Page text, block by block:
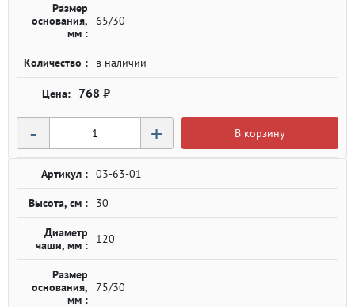
Размер
основания,
мм :
65/30
Количество : в наличии
768 ₽
- + В корзину
Артикул : 03-63-01
Высота, см : 30
Диаметр
чаши, мм :
120
Размер
основания,
мм :
75/30